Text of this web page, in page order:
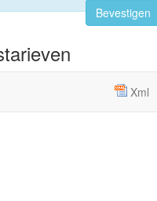
Bevestigen
Xml